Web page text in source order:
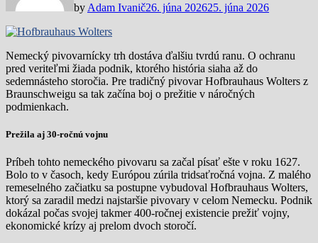
by Adam Ivanič26. júna 202625. júna 2026
Nemecký pivovarnícky trh dostáva ďalšiu tvrdú ranu. O ochranu
pred veriteľmi žiada podnik, ktorého história siaha až do
sedemnásteho storočia. Pre tradičný pivovar Hofbrauhaus Wolters z
Braunschweigu sa tak začína boj o prežitie v náročných
podmienkach.
Prežila aj 30-ročnú vojnu
Príbeh tohto nemeckého pivovaru sa začal písať ešte v roku 1627.
Bolo to v časoch, kedy Európou zúrila tridsaťročná vojna. Z malého
remeselného začiatku sa postupne vybudoval Hofbrauhaus Wolters,
ktorý sa zaradil medzi najstaršie pivovary v celom Nemecku. Podnik
dokázal počas svojej takmer 400-ročnej existencie prežiť vojny,
ekonomické krízy aj prelom dvoch storočí.